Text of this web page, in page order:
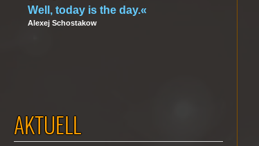
Well, today is the day.«
Alexej Schostakow
AKTUELL